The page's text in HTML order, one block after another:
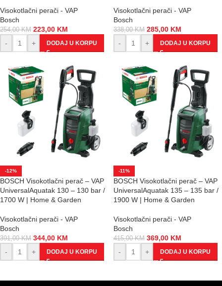
Visokotlačni perači - VAP
Bosch
254,00KM 223,00 KM
-
+ DODAJ U KORPU
Visokotlačni perači - VAP
Bosch
338,00KM 285,00 KM
-
+ DODAJ U KORPU
-12%
BOSCH Visokotlačni perač – VAP
UniversalAquatak 130 – 130 bar /
1700 W | Home & Garden
Visokotlačni perači - VAP
Bosch
391,00KM 344,00 KM
-
+ DODAJ U KORPU
-11%
BOSCH Visokotlačni perač – VAP
UniversalAquatak 135 – 135 bar /
1900 W | Home & Garden
Visokotlačni perači - VAP
Bosch
415,00KM 369,00 KM
-
+ DODAJ U KORPU